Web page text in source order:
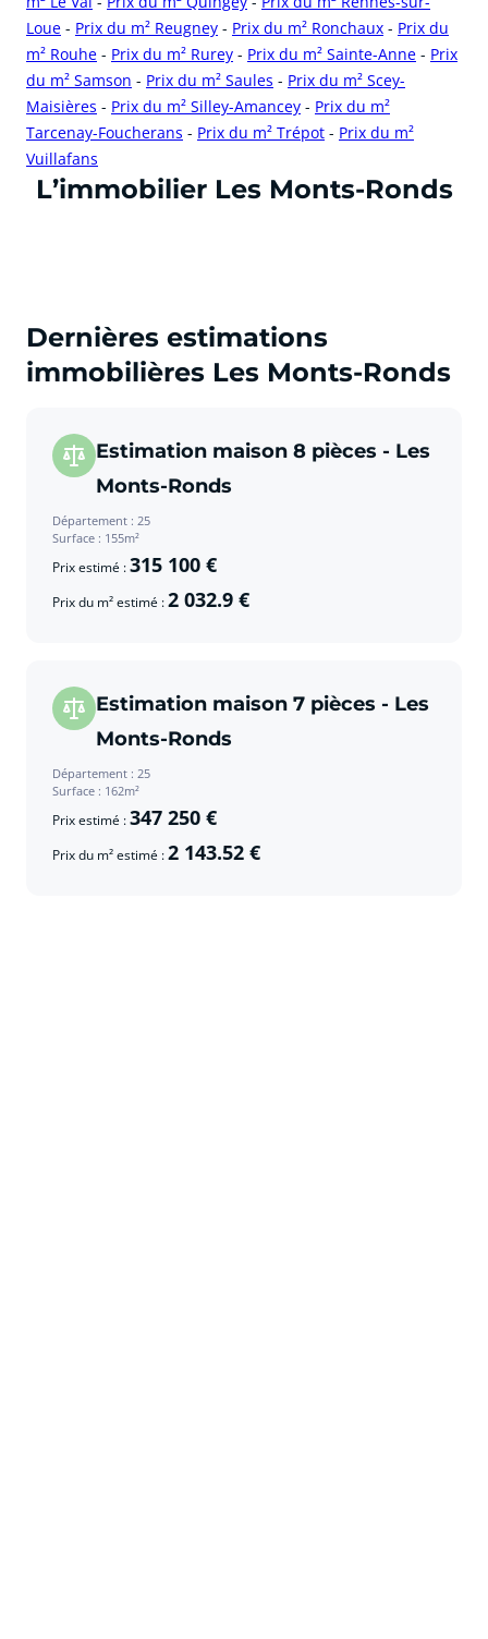
Loue - Prix du m² Reugney - Prix du m² Ronchaux - Prix du
m² Rouhe - Prix du m² Rurey - Prix du m² Sainte-Anne - Prix
du m² Samson - Prix du m² Saules - Prix du m² Scey-
Maisières - Prix du m² Silley-Amancey - Prix du m²
Tarcenay-Foucherans - Prix du m² Trépot - Prix du m²
Vuillafans
cliquer pour afficher plus du text
L’immobilier Les Monts-Ronds
Dernières estimations
immobilières Les Monts-Ronds
Estimation maison 8 pièces - Les
Monts-Ronds
Département : 25
Surface : 155m²
Prix estimé :315 100 €
Prix du m² estimé :2 032.9 €
Estimation maison 7 pièces - Les
Monts-Ronds
Département : 25
Surface : 162m²
Prix estimé :347 250 €
Prix du m² estimé :2 143.52 €